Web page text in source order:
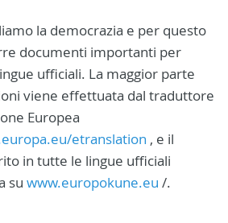
la democrazia e per questo
documenti importanti per
ufficiali. La maggior parte
viene effettuata dal traduttore
Europea
etranslation , e il
in tutte le lingue ufficiali
su www.europokune.eu /.